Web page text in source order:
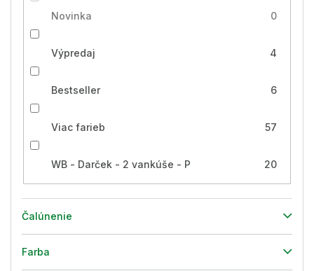
Novinka 0
Výpredaj 4
Bestseller 6
Viac farieb 57
WB - Darček - 2 vankúše - P 20
Čalúnenie
Farba